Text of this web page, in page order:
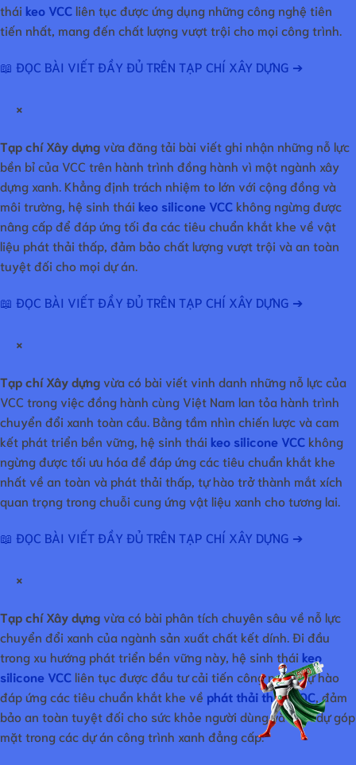
thái keo VCC liên tục được ứng dụng những công nghệ tiên
tiến nhất, mang đến chất lượng vượt trội cho mọi công trình.
📖 ĐỌC BÀI VIẾT ĐẦY ĐỦ TRÊN TẠP CHÍ XÂY DỰNG ➔
×
Tạp chí Xây dựngvừa đăng tải bài viết ghi nhận những nỗ lực
bền bỉ của VCC trên hành trình đồng hành vì một ngành xây
dựng xanh. Khẳng định trách nhiệm to lớn với cộng đồng và
môi trường, hệ sinh thái keo silicone VCC không ngừng được
nâng cấp để đáp ứng tối đa các tiêu chuẩn khắt khe về vật
liệu phát thải thấp, đảm bảo chất lượng vượt trội và an toàn
tuyệt đối cho mọi dự án.
📖 ĐỌC BÀI VIẾT ĐẦY ĐỦ TRÊN TẠP CHÍ XÂY DỰNG ➔
×
Tạp chí Xây dựngvừa có bài viết vinh danh những nỗ lực của
VCC trong việc đồng hành cùng Việt Nam lan tỏa hành trình
chuyển đổi xanh toàn cầu. Bằng tầm nhìn chiến lược và cam
kết phát triển bền vững, hệ sinh thái keo silicone VCC không
ngừng được tối ưu hóa để đáp ứng các tiêu chuẩn khắt khe
nhất về an toàn và phát thải thấp, tự hào trở thành mắt xích
quan trọng trong chuỗi cung ứng vật liệu xanh cho tương lai.
📖 ĐỌC BÀI VIẾT ĐẦY ĐỦ TRÊN TẠP CHÍ XÂY DỰNG ➔
×
Tạp chí Xây dựngvừa có bài phân tích chuyên sâu về nỗ lực
chuyển đổi xanh của ngành sản xuất chất kết dính. Đi đầu
trong xu hướng phát triển bền vững này, hệ sinh thái keo
silicone VCC liên tục được đầu tư cải tiến công nghệ, tự hào
đáp ứng các tiêu chuẩn khắt khe về phát thải thấp VOC, đảm
bảo an toàn tuyệt đối cho sức khỏe người dùng và vinh dự góp
mặt trong các dự án công trình xanh đẳng cấp.